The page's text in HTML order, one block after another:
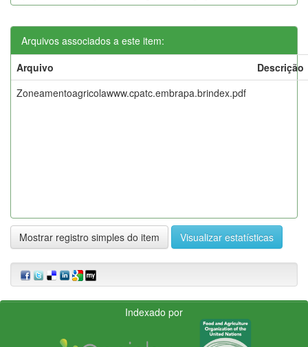
Arquivos associados a este item:
Arquivo
Descrição
Zoneamentoagricolawww.cpatc.embrapa.brindex.pdf
Mostrar registro simples do item Visualizar estatísticas
Indexado por